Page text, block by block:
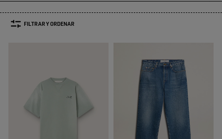
T-Shirt & Polos Sudaderas Denim Vaqueros & Pantalones
FILTRAR Y ORDENAR